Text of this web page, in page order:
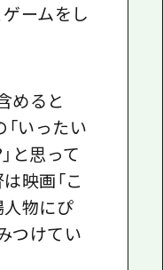
ームをし
めると
いったい
と思って
映画「こ
人物にぴ
つけてい